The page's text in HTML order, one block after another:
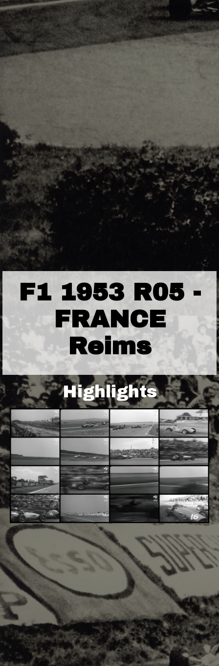
Adsense - F1 World - 50s
F1 1953 R05 -
FRANCE
Reims
Highlights
Adsense - F1 World - 50s